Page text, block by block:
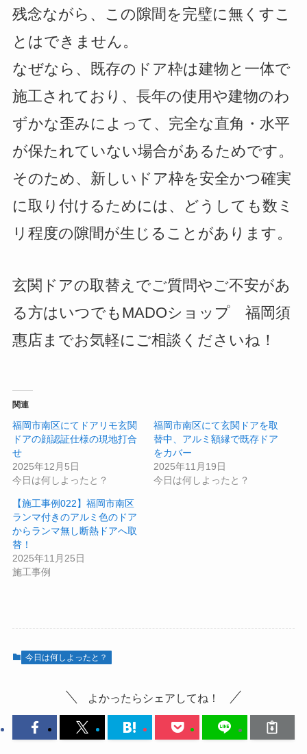
残念ながら、この隙間を完璧に無くすこ
とはできません。
なぜなら、既存のドア枠は建物と一体で
施工されており、長年の使用や建物のわ
ずかな歪みによって、完全な直角・水平
が保たれていない場合があるためです。
そのため、新しいドア枠を安全かつ確実
に取り付けるためには、どうしても数ミ
リ程度の隙間が生じることがあります。
玄関ドアの取替えでご質問やご不安があ
る方はいつでもMADOショップ 福岡須
惠店までお気軽にご相談くださいね！
関連
福岡市南区にてドアリモ玄関
ドアの顔認証仕様の現地打合
せ
2025年12月5日
今日は何しよったと？
福岡市南区にて玄関ドアを取
替中、アルミ額縁で既存ドア
をカバー
2025年11月19日
今日は何しよったと？
【施工事例022】福岡市南区
ランマ付きのアルミ色のドア
からランマ無し断熱ドアへ取
替！
2025年11月25日
施工事例
今日は何しよったと？
よかったらシェアしてね！